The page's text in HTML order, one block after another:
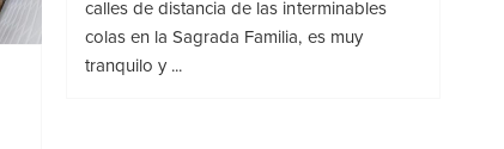
calles de distancia de las interminables
colas en la Sagrada Familia, es muy
tranquilo y ...